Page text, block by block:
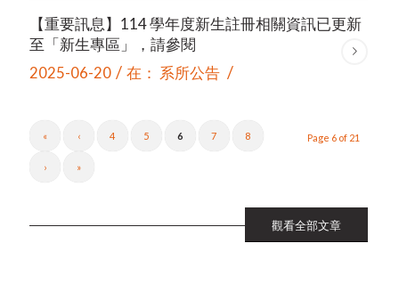
【重要訊息】114 學年度新生註冊相關資訊已更新
至「新生專區」，請參閱
2025-06-20 / 在： 系所公告 /
Page 6 of 21
« ‹ 4 5 6 7 8
› »
觀看全部文章